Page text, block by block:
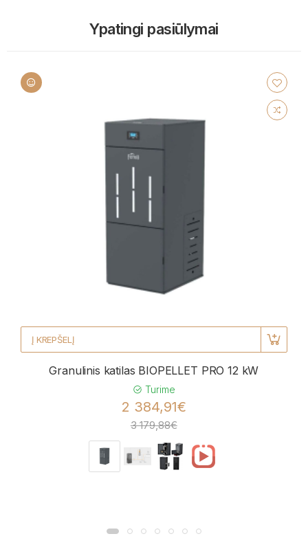
Ypatingi pasiūlymai
Į KREPŠELĮ
Granulinis katilas BIOPELLET PRO 12 kW
Turime
2 384,91€
3 179,88€